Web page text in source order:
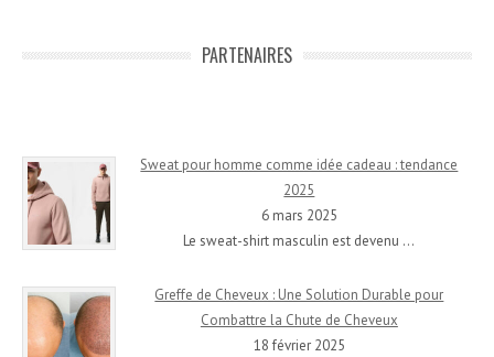
PARTENAIRES
Sweat pour homme comme idée cadeau : tendance
2025
6 mars 2025
Le sweat-shirt masculin est devenu …
Greffe de Cheveux : Une Solution Durable pour
Combattre la Chute de Cheveux
18 février 2025